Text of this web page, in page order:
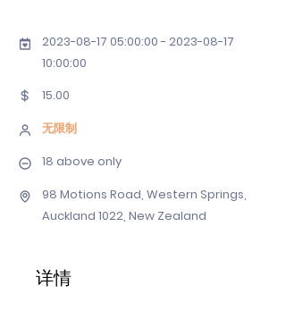
2023-08-17 05:00:00 - 2023-08-17
10:00:00
15.00
无限制
18 above only
98 Motions Road, Western Springs,
Auckland 1022, New Zealand
详情